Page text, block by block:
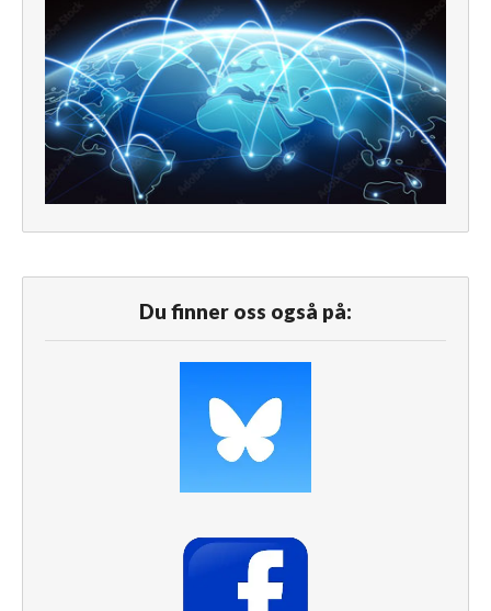
Du finner oss også på: